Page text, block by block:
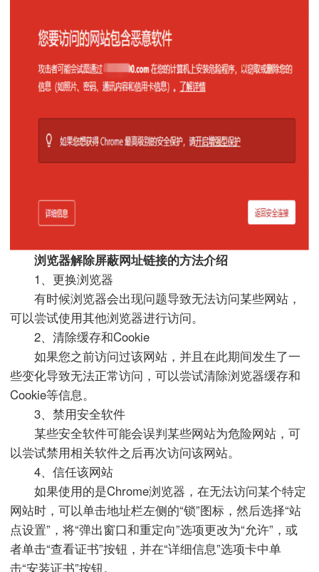
浏览器解除屏蔽网址链接的方法介绍
1、更换浏览器
有时候浏览器会出现问题导致无法访问某些网站，
可以尝试使用其他浏览器进行访问。
2、清除缓存和Cookie
如果您之前访问过该网站，并且在此期间发生了一
些变化导致无法正常访问，可以尝试清除浏览器缓存和
Cookie等信息。
3、禁用安全软件
某些安全软件可能会误判某些网站为危险网站，可
以尝试禁用相关软件之后再次访问该网站。
4、信任该网站
如果使用的是Chrome浏览器，在无法访问某个特定
网站时，可以单击地址栏左侧的“锁”图标，然后选择“站
点设置”，将“弹出窗口和重定向”选项更改为“允许”，或
者单击“查看证书”按钮，并在“详细信息”选项卡中单
击“安装证书”按钮。